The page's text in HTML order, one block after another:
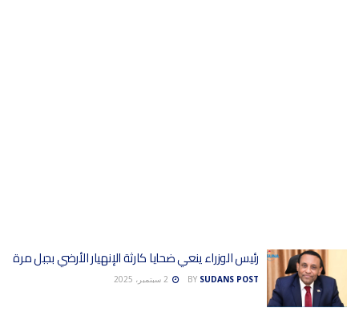
رئيس الوزراء ينعي ضحايا كارثة الإنهيار الأرضي بجبل مرة
BY SUDANS POST